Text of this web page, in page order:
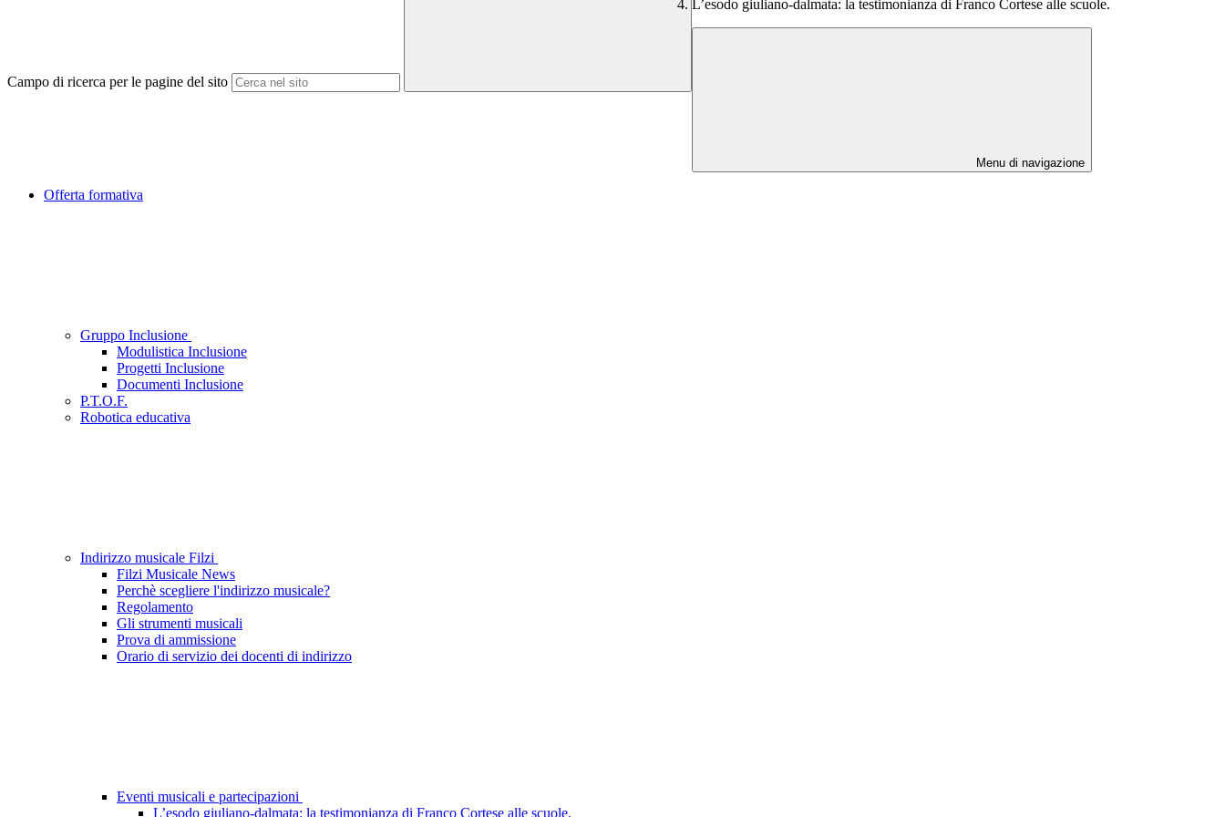
Campo di ricerca per le pagine del sito
L’esodo giuliano-dalmata: la testimonianza di Franco Cortese alle scuole.
Menu di navigazione
Offerta formativa
Gruppo Inclusione
Modulistica Inclusione
Progetti Inclusione
Documenti Inclusione
P.T.O.F.
Robotica educativa
Indirizzo musicale Filzi
Filzi Musicale News
Perchè scegliere l'indirizzo musicale?
Regolamento
Gli strumenti musicali
Prova di ammissione
Orario di servizio dei docenti di indirizzo
Eventi musicali e partecipazioni
L’esodo giuliano-dalmata: la testimonianza di Franco Cortese alle scuole.